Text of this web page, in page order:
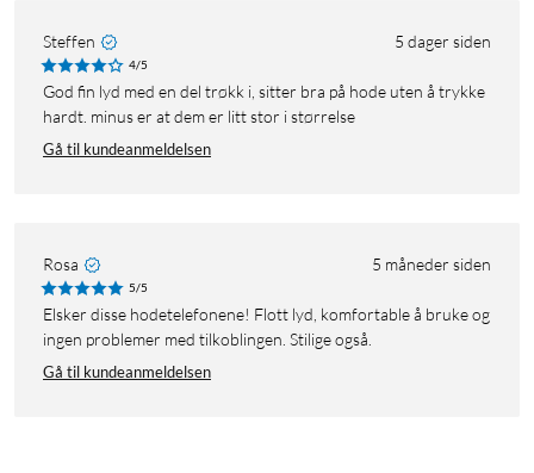
Steffen 5 dager siden
4/5
God fin lyd med en del trøkk i, sitter bra på hode uten å trykke
hardt. minus er at dem er litt stor i størrelse
Gå til kundeanmeldelsen
Rosa 5 måneder siden
5/5
Elsker disse hodetelefonene! Flott lyd, komfortable å bruke og
ingen problemer med tilkoblingen. Stilige også.
Gå til kundeanmeldelsen